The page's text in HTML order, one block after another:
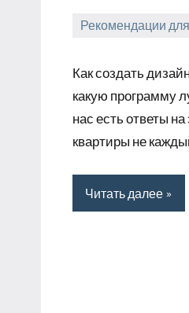
Рекомендации
molokovostro
Как создать
какую программу
нас есть ответы
квартиры не
Читать далее